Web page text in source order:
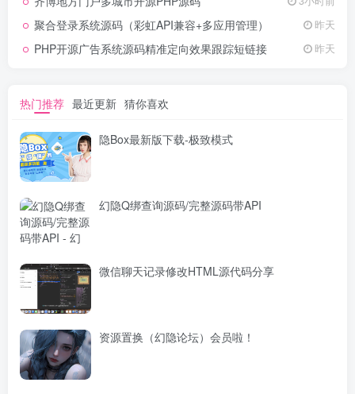
务，快来探索发现所需资源！
聚合登录系统源码（彩虹API兼容+多应用管理） 昨天
PHP开源广告系统源码精准定向效果跟踪短链接 昨天
热门推荐 最近更新 猜你喜欢
隐Box最新版下载-极致模式
幻隐Q绑查询源码/完整源码带API
微信聊天记录修改HTML源代码分享
资源置换（幻隐论坛）会员啦！